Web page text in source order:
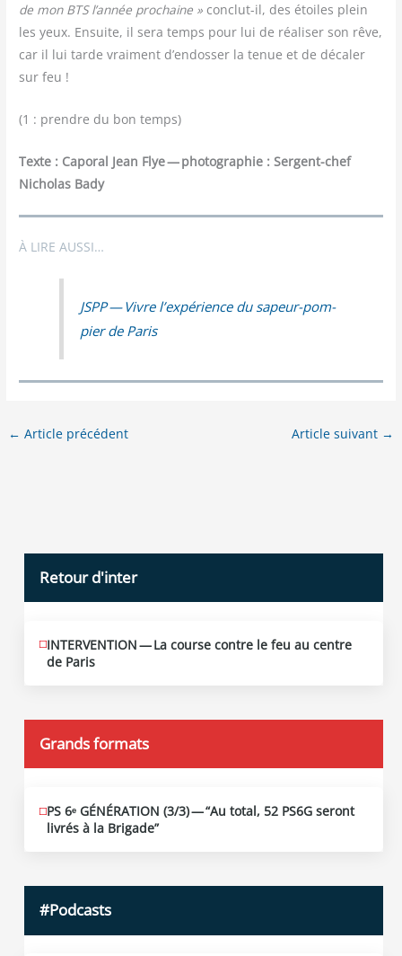
de mon BTS l’année pro­chaine » conclut-il, des étoiles plein
les yeux. Ensuite, il sera temps pour lui de réa­li­ser son rêve,
car il lui tarde vrai­ment d’endosser la tenue et de déca­ler
sur feu !
(1 : prendre du bon temps)
Texte : Capo­ral Jean Flye — pho­to­gra­phie : Ser­gent-chef
Nicho­las Bady
À LIRE AUSSI…
JSPP — Vivre l’expérience du sapeur-pom­
pier de Paris
← Article précédent Article suivant →
Retour d'inter
JUIN
12
2026
INTERVENTION — La course contre le feu au centre
de Paris
Grands formats
JUIN
19
2026
PS 6ᵉ GÉNÉRATION (3/​3) — “Au total, 52 PS6G seront
livrés à la Brigade”
#Podcasts